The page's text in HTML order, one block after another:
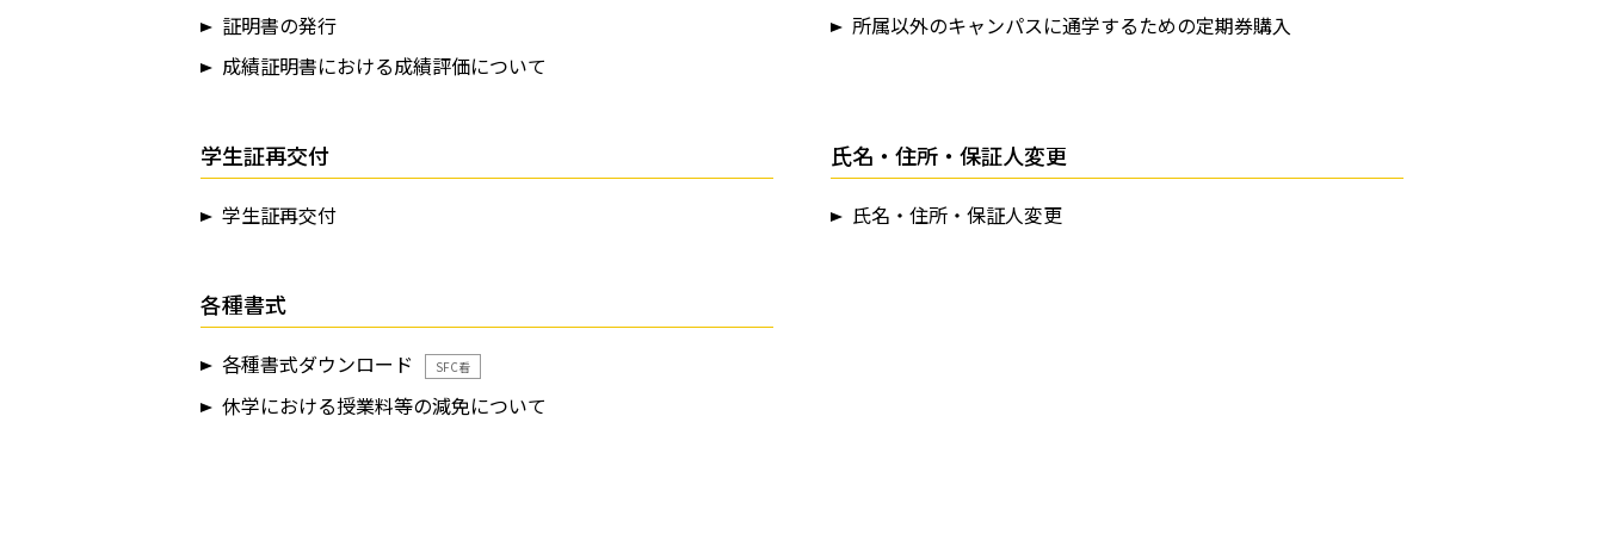
証明書の発行
成績証明書における成績評価について
所属以外のキャンパスに通学するための定期券購入
学生証再交付
学生証再交付
氏名・住所・保証人変更
氏名・住所・保証人変更
各種書式
各種書式ダウンロード SFC看
休学における授業料等の減免について